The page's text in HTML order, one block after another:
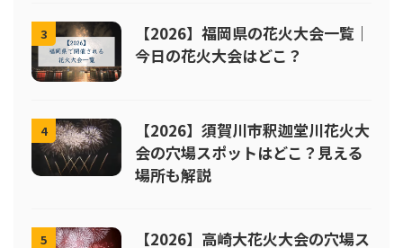
3
【2026】福岡県の花火大会一覧｜
今日の花火大会はどこ？
4
【2026】須賀川市釈迦堂川花火大
会の穴場スポットはどこ？見える
場所も解説
5
【2026】高崎大花火大会の穴場ス